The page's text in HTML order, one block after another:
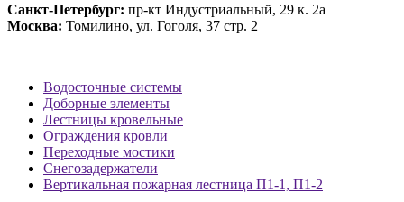
Санкт-Петербург: пр-кт Индустриальный, 29 к. 2а
Москва: Томилино, ул. Гоголя, 37 стр. 2
Водосточные системы
Доборные элементы
Лестницы кровельные
Ограждения кровли
Переходные мостики
Снегозадержатели
Вертикальная пожарная лестница П1-1, П1-2